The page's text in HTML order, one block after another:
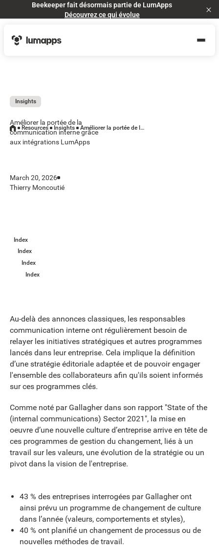
Beekeeper fait désormais partie de LumApps
Découvrez ce qui évolue
Insights
Améliorer la portée de la
communication interne grâce
aux intégrations LumApps
March 20, 2026
Thierry Moncoutié
Resources Insights Améliorer la portée de la communication interne grâce aux intégrations LumApps
Index
Index
Index
Index
Au-delà des annonces classiques, les responsables
communication interne ont régulièrement besoin de
relayer les initiatives stratégiques et autres programmes
lancés dans leur entreprise. Cela implique la définition
d’une stratégie éditoriale adaptée et de pouvoir engager
l'ensemble des collaborateurs afin qu'ils soient informés
sur ces programmes clés.
Comme noté par Gallagher dans son rapport "State of the
(internal communications) Sector 2021", la mise en
oeuvre d’une nouvelle culture d’entreprise arrive en tête de
ces programmes de gestion du changement, liés à un
travail sur les valeurs, une évolution de la stratégie ou un
pivot dans la vision de l'entreprise.
43 % des entreprises interrogées par Gallagher ont
ainsi prévu un programme de changement de culture
dans l’année (valeurs, comportements et styles),
40 % ont planifié un changement de processus ou de
nouvelles méthodes de travail.